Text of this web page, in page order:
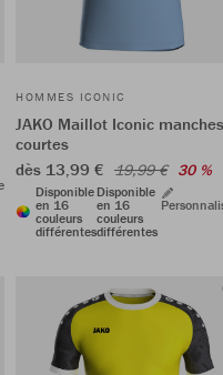
HOMMES ICONIC
JAKO Maillot Iconic manches
courtes
dès 13,99 € 19,99 € 30 %
Disponible
en 16
couleurs
différentes
Disponible
en 16
couleurs
différentes